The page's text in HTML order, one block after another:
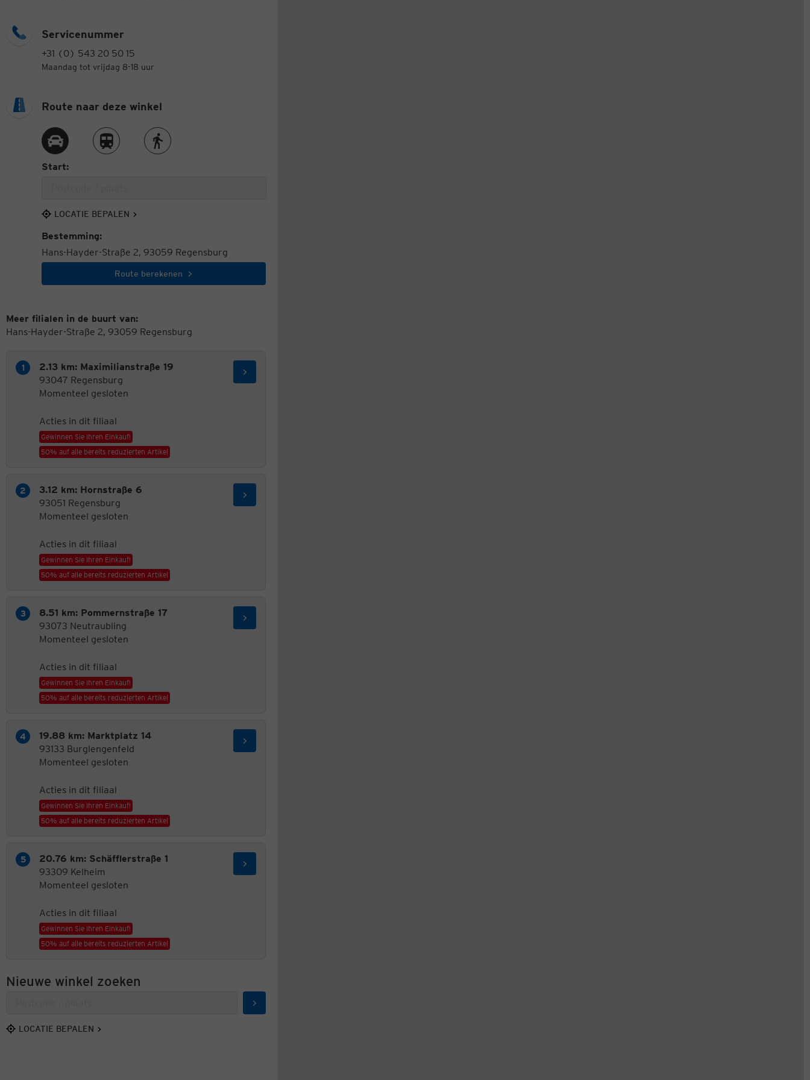
Servicenummer
+31 (0) 543 20 50 15
Maandag tot vrijdag 8-18 uur
Route naar deze winkel
Route met de autoRoute met de treinRoute te voet
Start:
LOCATIE BEPALEN
Bestemming:
Hans-Hayder-Straße 2, 93059 Regensburg
Route berekenen
Meer filialen in de buurt van:
Hans-Hayder-Straße 2, 93059 Regensburg
2.13 km: Maximilianstraße 19
93047 Regensburg
Momenteel gesloten
Acties in dit filiaal
Gewinnen Sie Ihren Einkauf!
50% auf alle bereits reduzierten Artikel
3.12 km: Hornstraße 6
93051 Regensburg
Momenteel gesloten
Acties in dit filiaal
Gewinnen Sie Ihren Einkauf!
50% auf alle bereits reduzierten Artikel
8.51 km: Pommernstraße 17
93073 Neutraubling
Momenteel gesloten
Acties in dit filiaal
Gewinnen Sie Ihren Einkauf!
50% auf alle bereits reduzierten Artikel
19.88 km: Marktplatz 14
93133 Burglengenfeld
Momenteel gesloten
Acties in dit filiaal
Gewinnen Sie Ihren Einkauf!
50% auf alle bereits reduzierten Artikel
20.76 km: Schäfflerstraße 1
93309 Kelheim
Momenteel gesloten
Acties in dit filiaal
Gewinnen Sie Ihren Einkauf!
50% auf alle bereits reduzierten Artikel
Nieuwe winkel zoeken
Zoeken
LOCATIE BEPALEN